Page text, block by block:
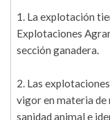
1. La explotación
Explotaciones
sección ganadera.
2. Las
vigor en materia de
sanidad animal e